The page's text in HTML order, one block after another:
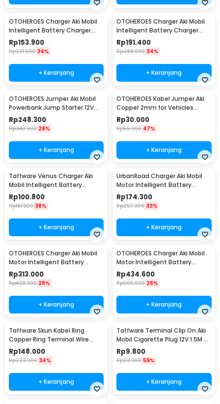
OTOHEROES Charger Aki Mobil
Intelligent Battery Charger
12V/24V 10A - MF-2
Rp153.900
Rp231.900 34%
+ Keranjang
OTOHEROES Charger Aki Mobil
Intelligent Battery Charger
12V/24V 10A - MF-2B
Rp191.400
Rp288.900 34%
+ Keranjang
OTOHEROES Jumper Aki Mobil
Powerbank Jump Starter 12V
10000mAh 300A - K21
Rp248.300
Rp340.900 28%
+ Keranjang
OTOHEROES Kabel Jumper Aki
Copper 2mm for Vehicles
Under 2000cc 2.8M - D800
Rp30.000
Rp55.900 47%
+ Keranjang
Taffware Venus Charger Aki
Mobil Intelligent Battery
Charger 12V 6A - UD20
Rp100.800
Rp161.900 38%
+ Keranjang
UrbanRoad Charger Aki Mobil
Motor Intelligent Battery
Charger 6V/12V - MF1
Rp174.300
Rp257.900 33%
+ Keranjang
OTOHEROES Charger Aki Mobil
Motor Intelligent Battery
Charger 12V/24V - AJ-618D
Rp313.000
Rp428.900 28%
+ Keranjang
OTOHEROES Charger Aki Mobil
Motor Intelligent Battery
Charger 12V/24V - AJ-618A
Rp434.600
Rp595.900 28%
+ Keranjang
Taffware Skun Kabel Ring
Copper Ring Terminal Wire
Connector 120 PCS - SC6-25
Rp148.000
Rp223.900 34%
+ Keranjang
Taffware Terminal Clip On Aki
Mobil Cigarette Plug 12V 1.5M -
A3381
Rp9.800
Rp23.900 59%
+ Keranjang